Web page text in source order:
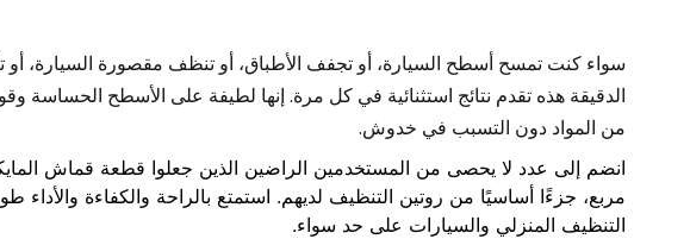
سواء كنت تمسح أسطح السيارة، أو تجفف الأطباق، أو تنظف مقصورة السيارة،
الدقيقة هذه تقدم نتائج استثنائية في كل مرة. إنها لطيفة على الأسطح الحساسة
من المواد دون التسبب في خدوش.
مربع، جزءًا أساسيًا من روتين التنظيف لديهم. استمتع بالراحة والكفاءة والأداء
التنظيف المنزلي والسيارات على حد سواء.